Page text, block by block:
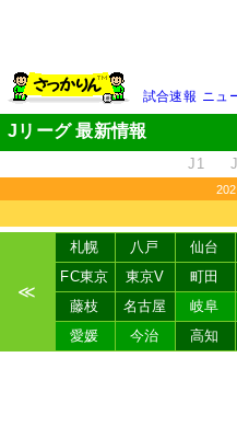
試合速報 ニュ
Jリーグ 最新情報
J1
≪
札幌 八戸 仙台
FC東京
東京V 町田
藤枝
名古屋 岐阜
愛媛
今治 高知